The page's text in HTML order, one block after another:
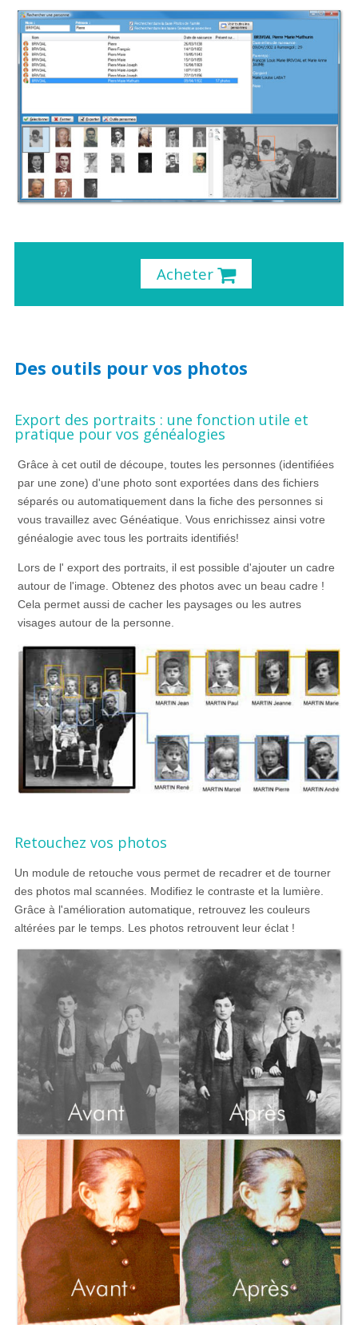
Acheter
Des outils pour vos photos
Export des portraits : une fonction utile et
pratique pour vos généalogies
Grâce à cet outil de découpe, toutes les personnes (identifiées
par une zone) d'une photo sont exportées dans des fichiers
séparés ou automatiquement dans la fiche des personnes si
vous travaillez avec Généatique. Vous enrichissez ainsi votre
généalogie avec tous les portraits identifiés!
Lors de l' export des portraits, il est possible d'ajouter un cadre
autour de l'image. Obtenez des photos avec un beau cadre !
Cela permet aussi de cacher les paysages ou les autres
visages autour de la personne.
Retouchez vos photos
Un module de retouche vous permet de recadrer et de tourner
des photos mal scannées. Modifiez le contraste et la lumière.
Grâce à l'amélioration automatique, retrouvez les couleurs
altérées par le temps. Les photos retrouvent leur éclat !